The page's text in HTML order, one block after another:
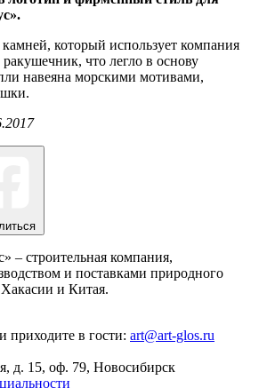
который использует компания
что легло в основу
навеяна морскими мотивами,
– строительная компания,
и поставками природного
и Китая.
приходите в гости: art@art-glos.ru
д. 15, оф. 79, Новосибирск